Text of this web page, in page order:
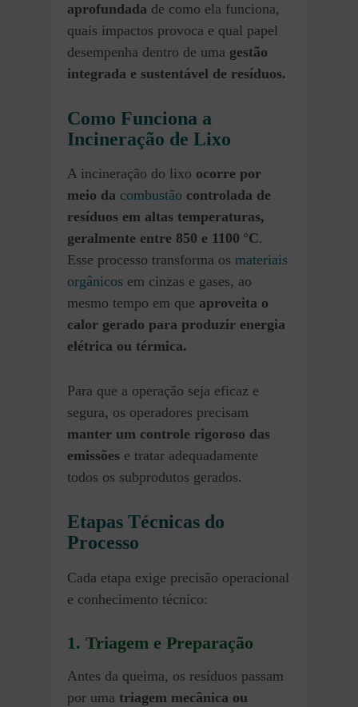
aprofundada de como ela funciona,
quais impactos provoca e qual papel
desempenha dentro de uma gestão
integrada e sustentável de resíduos.
Como Funciona a
Incineração de Lixo
A incineração do lixo ocorre por
meio da combustão controlada de
resíduos em altas temperaturas,
geralmente entre 850 e 1100 °C.
Esse processo transforma os materiais
orgânicos em cinzas e gases, ao
mesmo tempo em que aproveita o
calor gerado para produzir energia
elétrica ou térmica.
Para que a operação seja eficaz e
segura, os operadores precisam
manter um controle rigoroso das
emissões e tratar adequadamente
todos os subprodutos gerados.
Etapas Técnicas do
Processo
Cada etapa exige precisão operacional
e conhecimento técnico:
1. Triagem e Preparação
Antes da queima, os resíduos passam
por uma triagem mecânica ou